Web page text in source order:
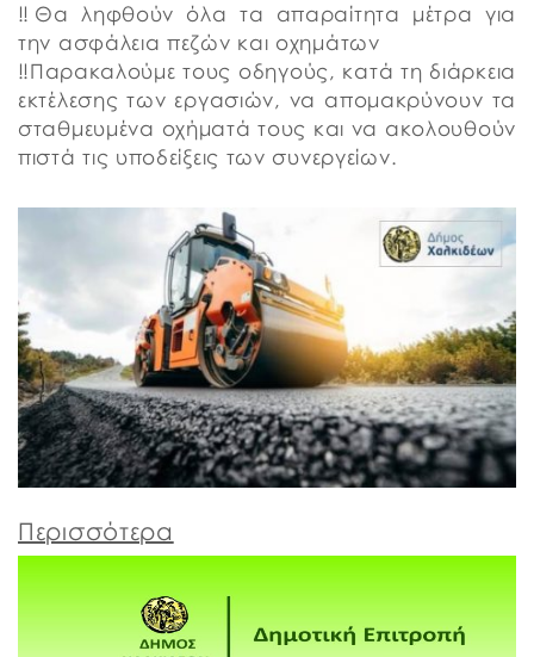
‼️Θα ληφθούν όλα τα απαραίτητα μέτρα για
την ασφάλεια πεζών και οχημάτων
‼️Παρακαλούμε τους οδηγούς, κατά τη διάρκεια
εκτέλεσης των εργασιών, να απομακρύνουν τα
σταθμευμένα οχήματά τους και να ακολουθούν
πιστά τις υποδείξεις των συνεργείων.
Περισσότερα